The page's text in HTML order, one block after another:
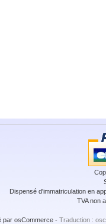
Dispensé d'immatriculation en
TVA non
par osCommerce - Traduction :